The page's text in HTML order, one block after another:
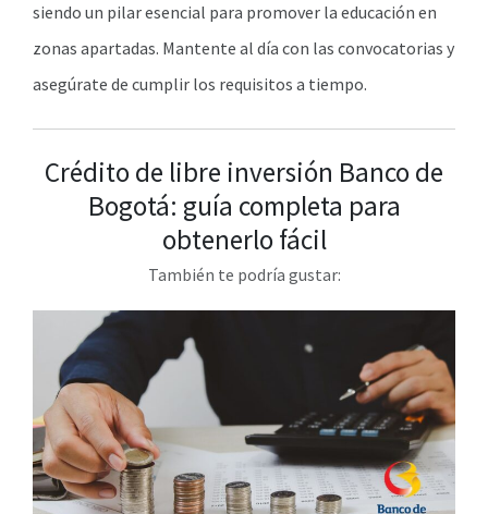
siendo un pilar esencial para promover la educación en
zonas apartadas. Mantente al día con las convocatorias y
asegúrate de cumplir los requisitos a tiempo.
Crédito de libre inversión Banco de
Bogotá: guía completa para
obtenerlo fácil
También te podría gustar: